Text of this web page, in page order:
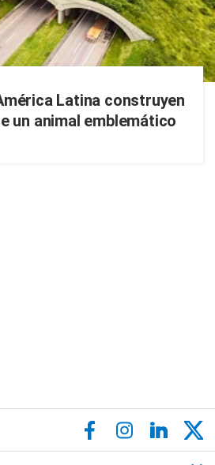
Latina construyen
un animal emblemático